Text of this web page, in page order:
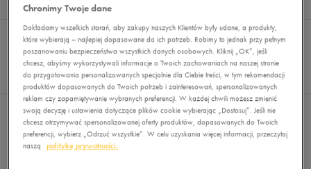
0
Wyników
Sortuj:
REKOMENDOWANE
FILTRUJ
Pokaż
60
z 0
Nie wybrano filtrów
Chronimy Twoje dane
Dokładamy wszelkich starań, aby zakupy naszych Klientów były udane, a produkty,
które wybierają – najlepiej dopasowane do ich potrzeb. Robimy to jednak przy pełnym
poszanowaniu bezpieczeństwa wszystkich danych osobowych. Kliknij „OK”, jeśli
chcesz, abyśmy wykorzystywali informacje o Twoich zachowaniach na naszej stronie
do przygotowania personalizowanych specjalnie dla Ciebie treści, w tym rekomendacji
produktów dopasowanych do Twoich potrzeb i zainteresowań, spersonalizowanych
reklam czy zapamiętywanie wybranych preferencji. W każdej chwili możesz zmienić
swoją decyzję i ustawienia dotyczące plików cookie wybierając „Dostosuj”. Jeśli nie
chcesz otrzymywać spersonalizowanej oferty produktów, dopasowanych do Twoich
preferencji, wybierz „Odrzuć wszystkie”. W celu uzyskania więcej informacji, przeczytaj
naszą
politykę prywatności.